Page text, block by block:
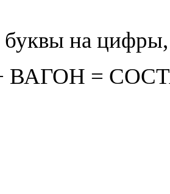
буквы на
ВАГОН =